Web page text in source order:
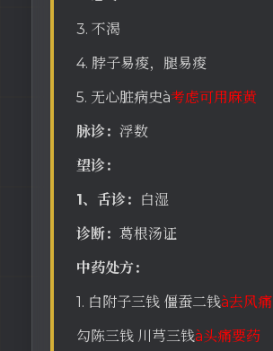
3. 不渴
4. 脖子易痠，腿易痠
5. 无心脏病史à考虑可用麻黄
脉诊： 浮数
望诊：
1、舌诊：
白湿
诊断： 葛根汤证
中药处方：
1. 白附子三钱 僵蚕二钱à去风痛
勾陈三钱 川芎三钱à头痛要药